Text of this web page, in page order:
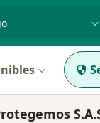
enfermedad